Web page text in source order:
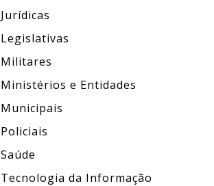
Jurídicas
Legislativas
Militares
Ministérios e Entidades
Municipais
Policiais
Saúde
Tecnologia da Informação